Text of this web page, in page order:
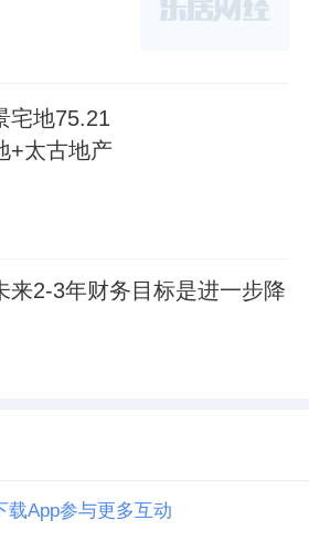
宅地75.21
+太古地产
来2-3年财务目标是进一步降
载App参与更多互动